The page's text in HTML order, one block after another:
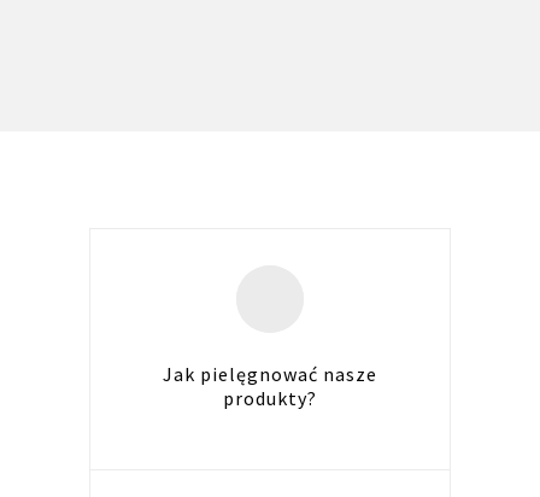
Jak pielęgnować nasze
produkty?